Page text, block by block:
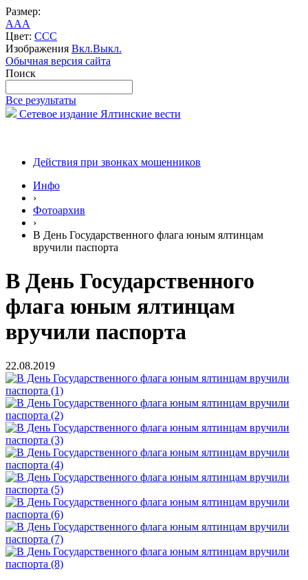
Размер:
AAA
Цвет: CCC
Изображения Вкл.Выкл.
Обычная версия сайта
Поиск
Все результаты
Сетевое издание Ялтинские вести
Действия при звонках мошенников
Инфо
›
Фотоархив
›
В День Государственного флага юным ялтинцам
вручили паспорта
В День Государственного
флага юным ялтинцам
вручили паспорта
22.08.2019